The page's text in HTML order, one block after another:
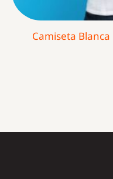
Camiseta